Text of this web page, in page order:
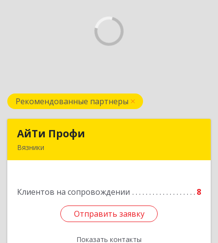
Рекомендованные партнеры
АйТи Профи
Вязники
Клиентов на сопровождении 8
Отправить заявку
Показать контакты
Отправить заявку
Назад